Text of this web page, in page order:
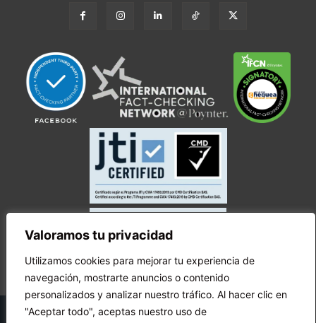
Valoramos tu privacidad
Utilizamos cookies para mejorar tu experiencia de
navegación, mostrarte anuncios o contenido
personalizados y analizar nuestro tráfico. Al hacer clic en
"Aceptar todo", aceptas nuestro uso de
© Copyright Ecuador Chequea 2025.